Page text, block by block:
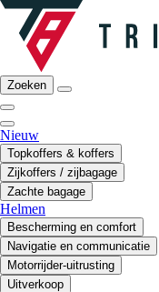
Zoeken
Nieuw
Topkoffers & koffers
Zijkoffers / zijbagage
Zachte bagage
Helmen
Bescherming en comfort
Navigatie en communicatie
Motorrijder-uitrusting
Uitverkoop